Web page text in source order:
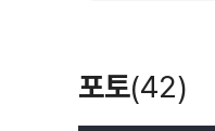
포토(42)